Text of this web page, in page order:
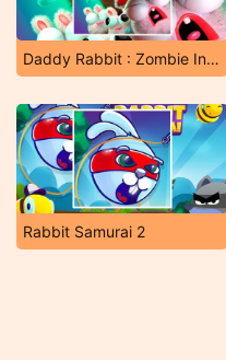
Daddy Rabbit : Zombie Invasion
Rabbit Samurai 2